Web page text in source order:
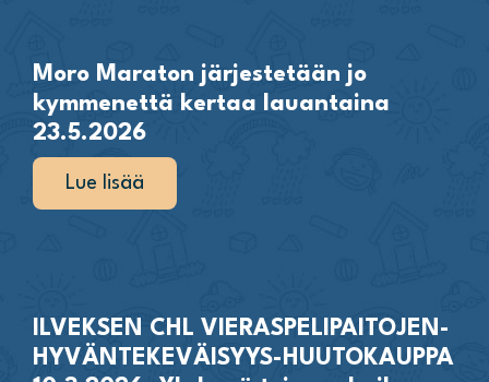
Moro Maraton järjestetään jo
kymmenettä kertaa lauantaina
23.5.2026
Lue lisää
ILVEKSEN CHL VIERASPELIPAITOJEN-
HYVÄNTEKEVÄISYYS-HUUTOKAUPPA